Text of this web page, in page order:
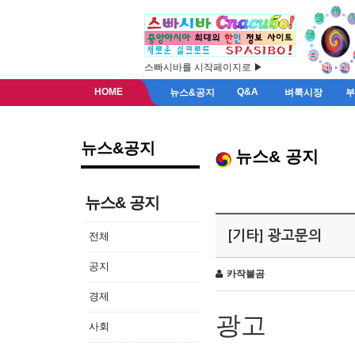
스빠시바를 시작페이지로 ▶
HOME 뉴스&공지 Q&A 벼룩시장
뉴스&공지
뉴스& 공지
전체
공지
경제
사회
뉴스& 공지
[기타] 광고문의
카작불곰
광고